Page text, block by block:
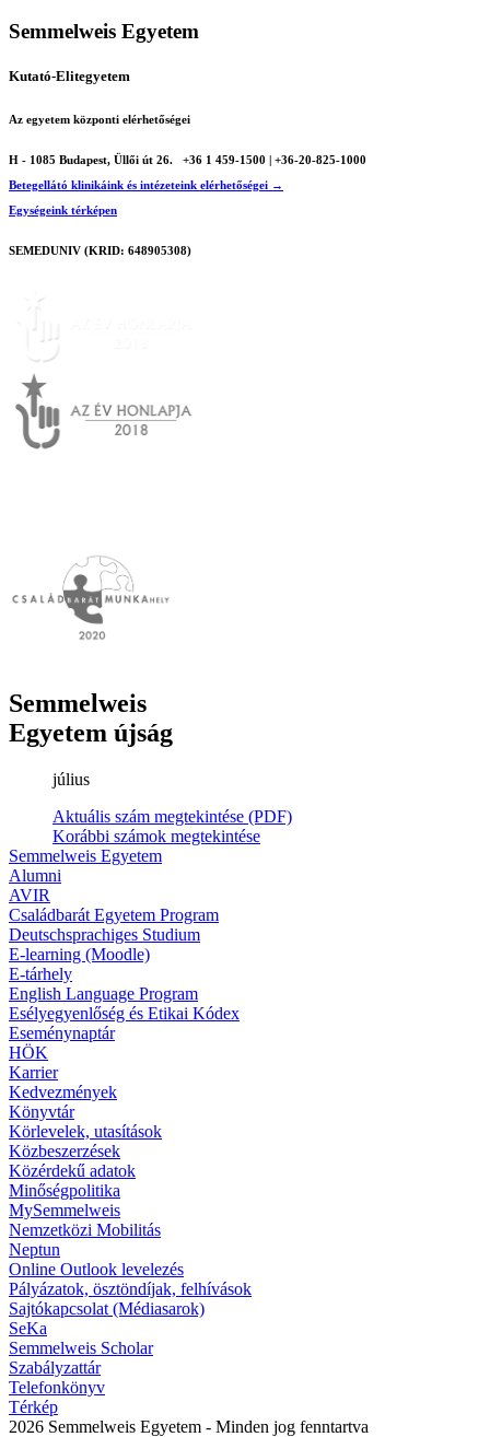
Semmelweis Egyetem
Kutató-Elitegyetem
Az egyetem központi elérhetőségei
H - 1085 Budapest, Üllői út 26.
+36 1 459-1500 | +36-20-825-1000
Betegellátó klinikáink és intézeteink elérhetőségei →
Egységeink térképen
SEMEDUNIV (KRID: 648905308)
Semmelweis
Egyetem újság
július
Aktuális szám megtekintése (PDF)
Korábbi számok megtekintése
Semmelweis Egyetem
Alumni
AVIR
Családbarát Egyetem Program
Deutschsprachiges Studium
E-learning (Moodle)
E-tárhely
English Language Program
Esélyegyenlőség és Etikai Kódex
Eseménynaptár
HÖK
Karrier
Kedvezmények
Könyvtár
Körlevelek, utasítások
Közbeszerzések
Közérdekű adatok
Minőségpolitika
MySemmelweis
Nemzetközi Mobilitás
Neptun
Online Outlook levelezés
Pályázatok, ösztöndíjak, felhívások
Sajtókapcsolat (Médiasarok)
SeKa
Semmelweis Scholar
Szabályzattár
Telefonkönyv
Térkép
2026 Semmelweis Egyetem - Minden jog fenntartva